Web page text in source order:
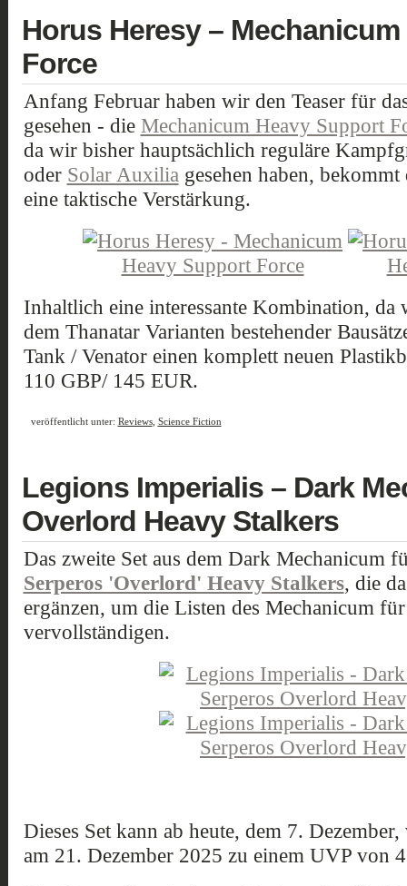
Horus Heresy –
Force
Anfang Februar haben wir den Teaser für
gesehen - die Mechanicum Heavy Support
da wir bisher hauptsächlich reguläre
oder Solar Auxilia gesehen haben,
eine taktische Verstärkung.
Inhaltlich eine interessante Kombination,
dem Thanatar Varianten bestehender
Tank / Venator einen komplett neuen
110 GBP/ 145 EUR.
veröffentlicht unter: Reviews, Science Fiction
Legions Imperialis – Dark
Overlord Heavy Stalkers
Das zweite Set aus dem Dark Mechanicum
Serperos 'Overlord' Heavy Stalkers, die
ergänzen, um die Listen des Mechanicum
vervollständigen.
Dieses Set kann ab heute, dem 7.
am 21. Dezember 2025 zu einem UVP von